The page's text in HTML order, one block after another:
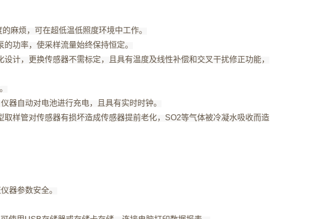
麻烦，可在超低温低照度环境中工作。
功率，使采样流量始终保持恒定。
计，更换传感器不需标定，且具有温度及线性补偿和交叉干扰修正功能，
器自动对电池进行充电，且具有实时时钟。
样管对传感器有损坏造成传感器提前老化，SO2等气体被冷凝水吸收而造
器参数安全。